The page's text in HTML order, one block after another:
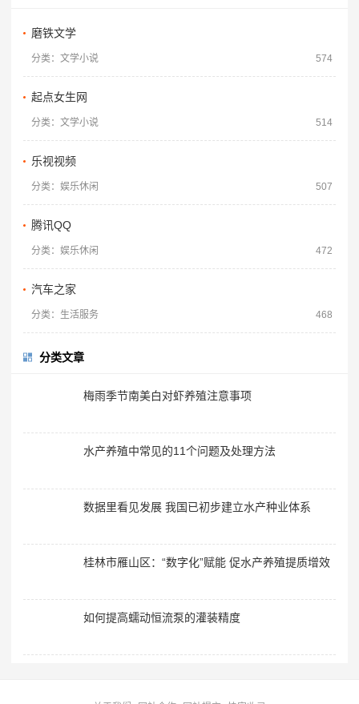
磨铁文学
分类：文学小说 574
起点女生网
分类：文学小说 514
乐视视频
分类：娱乐休闲 507
腾讯QQ
分类：娱乐休闲 472
汽车之家
分类：生活服务 468
分类文章
梅雨季节南美白对虾养殖注意事项
水产养殖中常见的11个问题及处理方法
数据里看见发展 我国已初步建立水产种业体系
桂林市雁山区：“数字化”赋能 促水产养殖提质增效
如何提高蠕动恒流泵的灌装精度